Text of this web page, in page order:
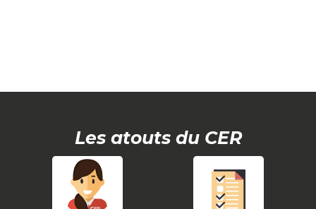
Les atouts du CER